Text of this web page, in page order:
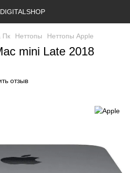
Пк Неттопы Неттопы Apple
mini Late 2018
отзыв